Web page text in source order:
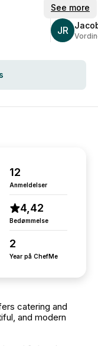
JR
they put
changes
and the
See more
12
Anmeldelser
4,42
Bedømmelse
2
Year på ChefMe
catering and
and modern